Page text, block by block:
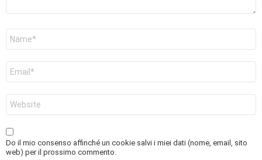
web
Do il mio consenso affinché un cookie salvi i miei dati (nome, email, sito
web) per il prossimo commento.